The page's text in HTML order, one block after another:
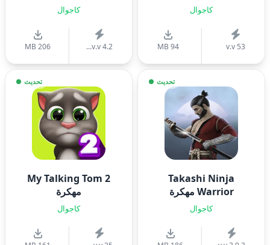
كاجوال
v.v 53
94 MB
كاجوال
v.v 4.2...
206 MB
تحديث
Takashi Ninja
Warrior مهكرة
كاجوال
تحديث
My Talking Tom 2
مهكرة
كاجوال